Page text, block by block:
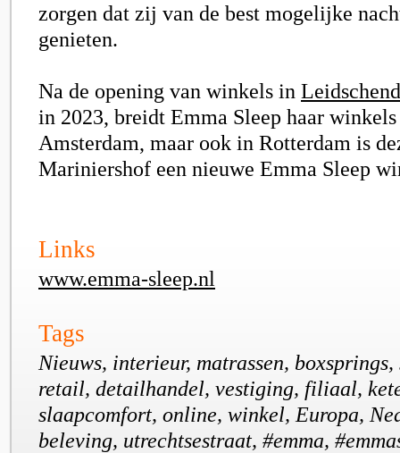
zorgen dat zij van de best mogelijke
genieten.
Na de opening van winkels in
in 2023, breidt Emma Sleep haar
Amsterdam, maar ook in Rotterdam is
Mariniershof een nieuwe Emma Sleep
Links
www.emma-sleep.nl
Tags
Nieuws, interieur, matrassen,
retail, detailhandel, vestiging, filiaal,
slaapcomfort, online, winkel, Europa,
beleving, utrechtsestraat, #emma,